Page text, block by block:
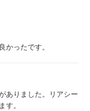
かったです。
ありました。リアシー
す。